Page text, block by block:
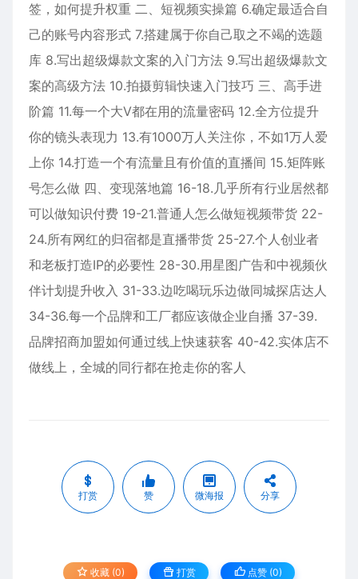
签，如何提升权重 二、短视频实操篇 6.确定最适合自
己的账号内容形式 7.搭建属于你自己取之不竭的选题
库 8.写出超级爆款文案的入门方法 9.写出超级爆款文
案的高级方法 10.拍摄剪辑快速入门技巧 三、高手进
阶篇 11.每一个大V都在用的流量密码 12.全方位提升
你的镜头表现力 13.有1000万人关注你，不如1万人爱
上你 14.打造一个有流量且有价值的直播间 15.矩阵账
号怎么做 四、变现落地篇 16-18.几乎所有行业居然都
可以做知识付费 19-21.普通人怎么做短视频带货 22-
24.所有网红的归宿都是直播带货 25-27.个人创业者
和老板打造IP的必要性 28-30.用星图广告和中视频伙
伴计划提升收入 31-33.边吃喝玩乐边做同城探店达人
34-36.每一个品牌和工厂都应该做企业自播 37-39.
品牌招商加盟如何通过线上快速获客 40-42.实体店不
做线上，全城的同行都在抢走你的客人
打赏 赞 微海报 分享
收藏 (0) 打赏 点赞 (0)